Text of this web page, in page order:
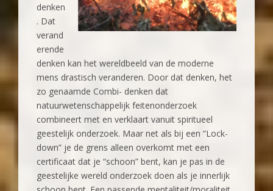
denken
. Dat
verand
erende
denken kan het wereldbeeld van de moderne
mens drastisch veranderen. Door dat denken, het
zo genaamde Combi- denken dat
natuurwetenschappelijk feitenonderzoek
combineert met en verklaart vanuit spiritueel
geestelijk onderzoek. Maar net als bij een “Lock-
down” je de grens alleen overkomt met een
certificaat dat je “schoon” bent, kan je pas in de
geestelijke wereld onderzoek doen als je innerlijk